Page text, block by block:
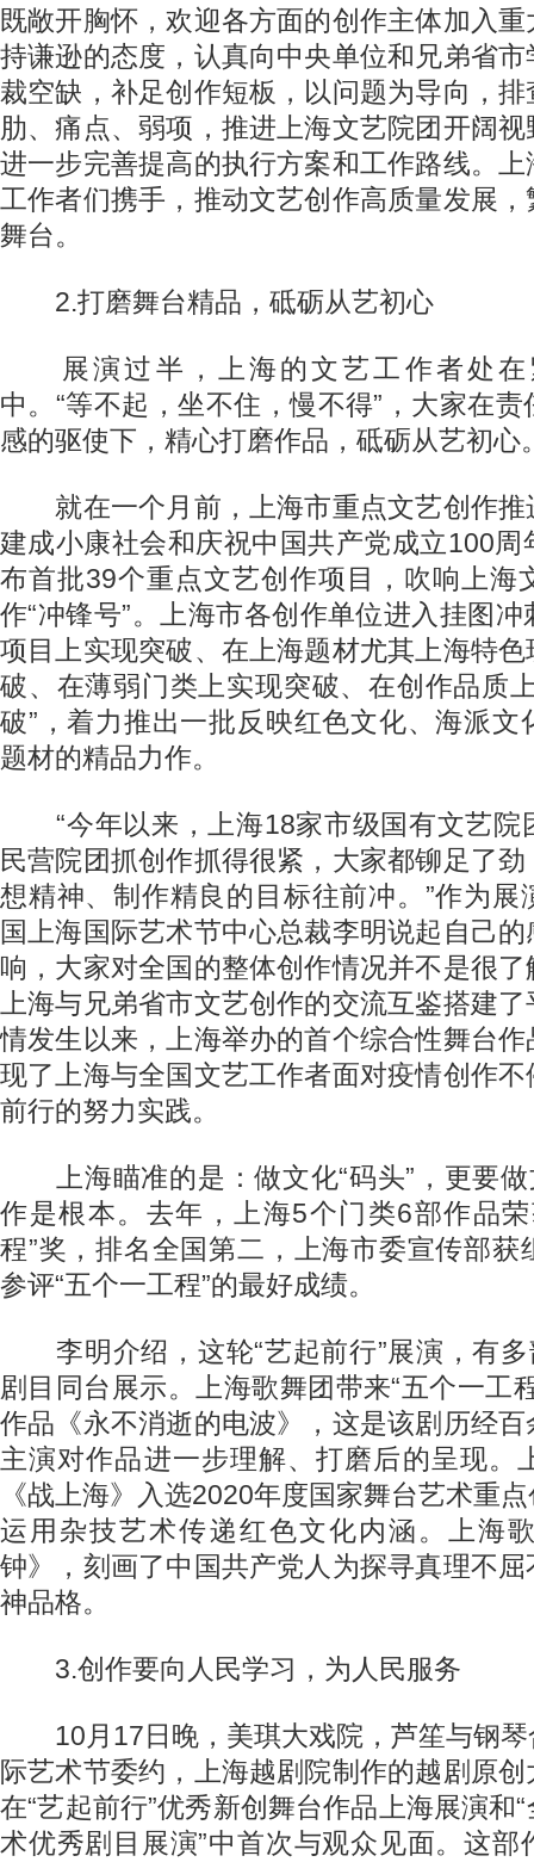
既敞开胸怀，欢迎各方面的创作主体加入
持谦逊的态度，认真向中央单位和兄弟省
裁空缺，补足创作短板，以问题为导向，
肋、痛点、弱项，推进上海文艺院团开阔
进一步完善提高的执行方案和工作路线。
工作者们携手，推动文艺创作高质量发展
舞台。
2.打磨舞台精品，砥砺从艺初心
展演过半，上海的文艺工作者处在
中。“等不起，坐不住，慢不得”，大家在
感的驱使下，精心打磨作品，砥砺从艺初心
就在一个月前，上海市重点文艺创作推
建成小康社会和庆祝中国共产党成立100
布首批39个重点文艺创作项目，吹响上海
作“冲锋号”。上海市各创作单位进入挂图
项目上实现突破、在上海题材尤其上海特
破、在薄弱门类上实现突破、在创作品质
破”，着力推出一批反映红色文化、海派文
题材的精品力作。
“今年以来，上海18家市级国有文艺院
民营院团抓创作抓得很紧，大家都铆足了
想精神、制作精良的目标往前冲。”作为展
国上海国际艺术节中心总裁李明说起自己
响，大家对全国的整体创作情况并不是很
上海与兄弟省市文艺创作的交流互鉴搭建
情发生以来，上海举办的首个综合性舞台
现了上海与全国文艺工作者面对疫情创作
前行的努力实践。
上海瞄准的是：做文化“码头”，更要做
作是根本。去年，上海5个门类6部作品
程”奖，排名全国第二，上海市委宣传部获
参评“五个一工程”的最好成绩。
李明介绍，这轮“艺起前行”展演，有多
剧目同台展示。上海歌舞团带来“五个一工
作品《永不消逝的电波》，这是该剧历经
主演对作品进一步理解、打磨后的呈现。
《战上海》入选2020年度国家舞台艺术重
运用杂技艺术传递红色文化内涵。上海
钟》，刻画了中国共产党人为探寻真理不
神品格。
3.创作要向人民学习，为人民服务
10月17日晚，美琪大戏院，芦笙与钢琴
际艺术节委约，上海越剧院制作的越剧原
在“艺起前行”优秀新创舞台作品上海展演和
术优秀剧目展演”中首次与观众见面。这部